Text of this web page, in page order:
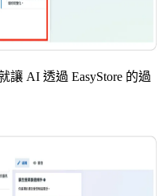
讓 AI 透過 EasyStore 的過